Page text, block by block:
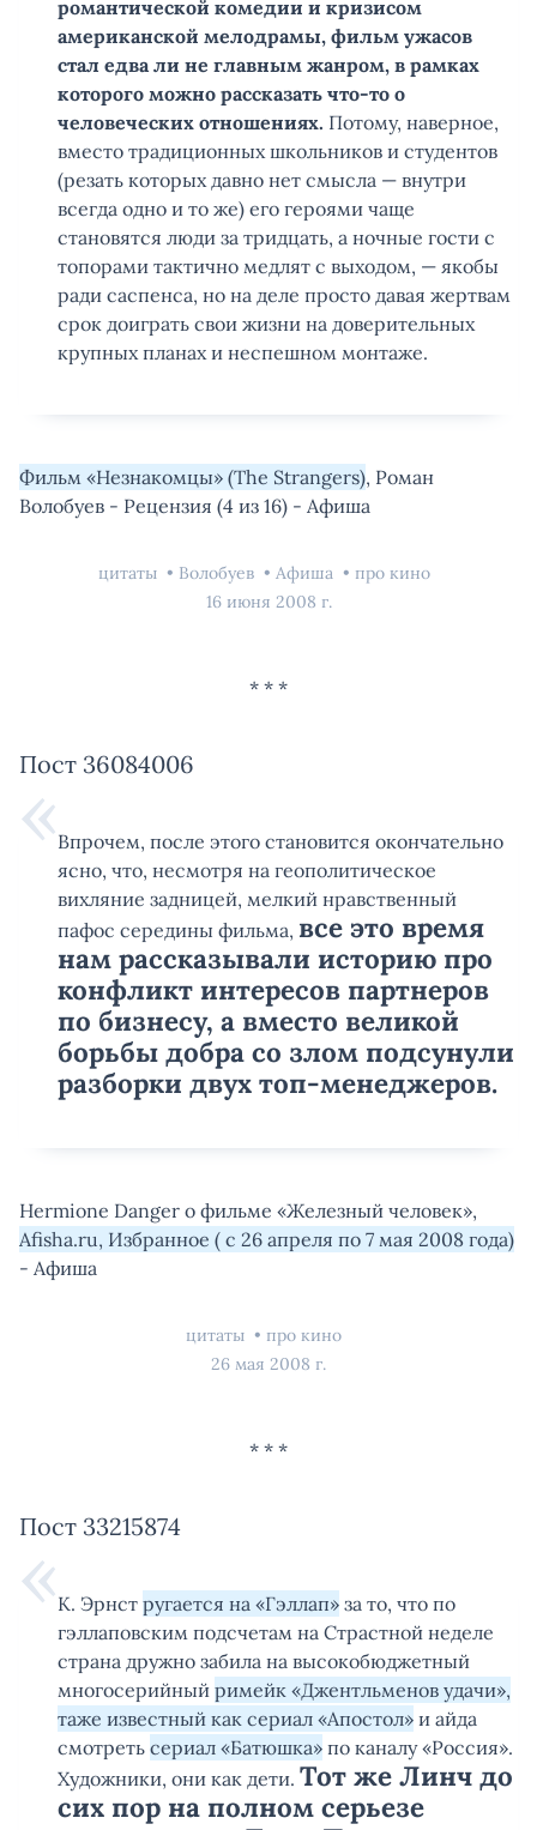
романтической комедии и кризисом
американской мелодрамы, фильм ужасов
стал едва ли не главным жанром, в рамках
которого можно рассказать что-то о
человеческих отношениях. Потому, наверное,
вместо традиционных школьников и студентов
(резать которых давно нет смысла — внутри
всегда одно и то же) его героями чаще
становятся люди за тридцать, а ночные гости с
топорами тактично медлят c выходом, — якобы
ради саспенса, но на деле просто давая жертвам
срок доиграть свои жизни на доверительных
крупных планах и неспешном монтаже.
Фильм «Незнакомцы» (The Strangers), Роман
Волобуев - Рецензия (4 из 16) - Афиша
цитаты Волобуев Афиша
про кино
16 июня 2008 г.
Пост 36084006
Впрочем, после этого становится окончательно
ясно, что, несмотря на геополитическое
вихляние задницей, мелкий нравственный
пафос середины фильма, все это время
нам рассказывали историю про
конфликт интересов партнеров
по бизнесу, а вместо великой
борьбы добра со злом подсунули
разборки двух топ-менеджеров.
Hermione Danger о фильме «Железный человек»,
Afisha.ru, Избранное ( с 26 апреля по 7 мая 2008 года)
- Афиша
цитаты
про кино
26 мая 2008 г.
Пост 33215874
К. Эрнст ругается на «Гэллап» за то, что по
гэллаповским подсчетам на Страстной неделе
страна дружно забила на высокобюджетный
многосерийный римейк «Джентльменов удачи»,
таже известный как сериал «Апостол» и айда
смотреть сериал «Батюшка» по каналу «Россия».
Художники, они как дети. Тот же Линч до
сих пор на полном серьезе